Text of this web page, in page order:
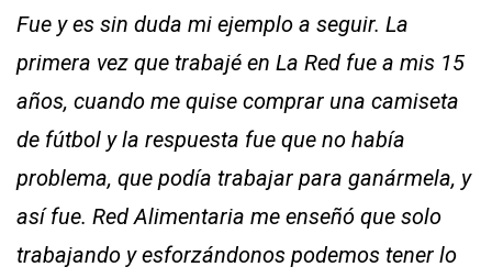
Fue y es sin duda mi ejemplo a seguir. La
primera vez que trabajé en La Red fue a mis 15
años, cuando me quise comprar una camiseta
de fútbol y la respuesta fue que no había
problema, que podía trabajar para ganármela, y
así fue. Red Alimentaria me enseñó que solo
trabajando y esforzándonos podemos tener lo